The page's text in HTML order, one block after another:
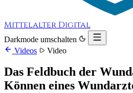
Mittelalter Digital
Darkmode umschalten
Videos
Video
Das Feldbuch der
Können eines